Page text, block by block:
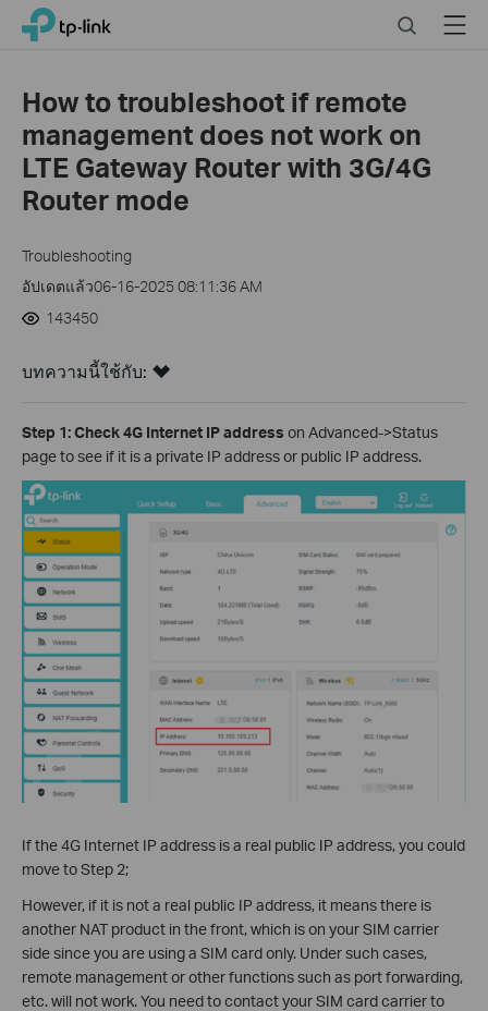
Click
navigation
TP-Link, Reliably Smart SearchMenu
How to troubleshoot if remote
management does not work on
LTE Gateway Router with 3G/4G
Router mode
Troubleshooting
อัปเดตแล้ว06-16-2025 08:11:36 AM
143450
บทความนี้ใช้กับ:
Step 1: Check 4G Internet IP address on Advanced->Status
page to see if it is a private IP address or public IP address.
If the 4G Internet IP address is a real public IP address, you could
move to Step 2;
However, if it is not a real public IP address, it means there is
another NAT product in the front, which is on your SIM carrier
side since you are using a SIM card only. Under such cases,
remote management or other functions such as port forwarding,
etc. will not work. You need to contact your SIM card carrier to